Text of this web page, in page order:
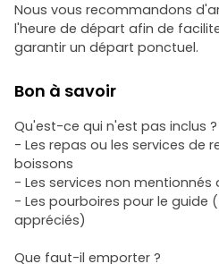
Nous vous recommandons
l'heure de départ afin de
garantir un départ ponctuel.
Bon à savoir
Qu'est-ce qui n'est pas inclus ?
- Les repas ou les services de
boissons
- Les services non mentionnés
- Les pourboires pour le guide
appréciés)
Que faut-il emporter ?